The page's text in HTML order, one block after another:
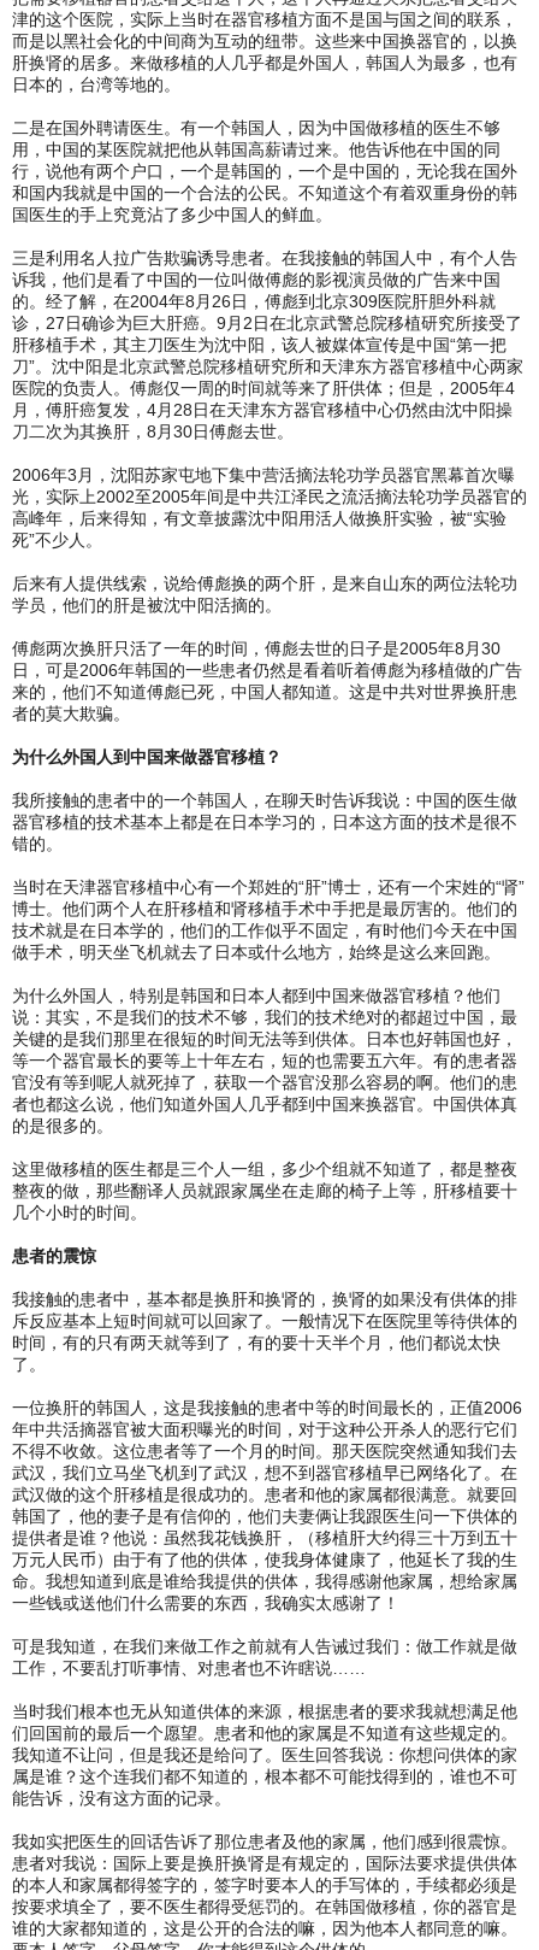
津的这个医院，实际上当时在器官移植方面不是国与国之间的联系，
而是以黑社会化的中间商为互动的纽带。这些来中国换器官的，以换
肝换肾的居多。来做移植的人几乎都是外国人，韩国人为最多，也有
日本的，台湾等地的。
二是在国外聘请医生。有一个韩国人，因为中国做移植的医生不够
用，中国的某医院就把他从韩国高薪请过来。他告诉他在中国的同
行，说他有两个户口，一个是韩国的，一个是中国的，无论我在国外
和国内我就是中国的一个合法的公民。不知道这个有着双重身份的韩
国医生的手上究竟沾了多少中国人的鲜血。
三是利用名人拉广告欺骗诱导患者。在我接触的韩国人中，有个人告
诉我，他们是看了中国的一位叫做傅彪的影视演员做的广告来中国
的。经了解，在2004年8月26日，傅彪到北京309医院肝胆外科就
诊，27日确诊为巨大肝癌。9月2日在北京武警总院移植研究所接受了
肝移植手术，其主刀医生为沈中阳，该人被媒体宣传是中国“第一把
刀”。沈中阳是北京武警总院移植研究所和天津东方器官移植中心两家
医院的负责人。傅彪仅一周的时间就等来了肝供体；但是，2005年4
月，傅肝癌复发，4月28日在天津东方器官移植中心仍然由沈中阳操
刀二次为其换肝，8月30日傅彪去世。
2006年3月，沈阳苏家屯地下集中营活摘法轮功学员器官黑幕首次曝
光，实际上2002至2005年间是中共江泽民之流活摘法轮功学员器官的
高峰年，后来得知，有文章披露沈中阳用活人做换肝实验，被“实验
死”不少人。
后来有人提供线索，说给傅彪换的两个肝，是来自山东的两位法轮功
学员，他们的肝是被沈中阳活摘的。
傅彪两次换肝只活了一年的时间，傅彪去世的日子是2005年8月30
日，可是2006年韩国的一些患者仍然是看着听着傅彪为移植做的广告
来的，他们不知道傅彪已死，中国人都知道。这是中共对世界换肝患
者的莫大欺骗。
为什么外国人到中国来做器官移植？
我所接触的患者中的一个韩国人，在聊天时告诉我说：中国的医生做
器官移植的技术基本上都是在日本学习的，日本这方面的技术是很不
错的。
当时在天津器官移植中心有一个郑姓的“肝”博士，还有一个宋姓的“肾”
博士。他们两个人在肝移植和肾移植手术中手把是最厉害的。他们的
技术就是在日本学的，他们的工作似乎不固定，有时他们今天在中国
做手术，明天坐飞机就去了日本或什么地方，始终是这么来回跑。
为什么外国人，特别是韩国和日本人都到中国来做器官移植？他们
说：其实，不是我们的技术不够，我们的技术绝对的都超过中国，最
关键的是我们那里在很短的时间无法等到供体。日本也好韩国也好，
等一个器官最长的要等上十年左右，短的也需要五六年。有的患者器
官没有等到呢人就死掉了，获取一个器官没那么容易的啊。他们的患
者也都这么说，他们知道外国人几乎都到中国来换器官。中国供体真
的是很多的。
这里做移植的医生都是三个人一组，多少个组就不知道了，都是整夜
整夜的做，那些翻译人员就跟家属坐在走廊的椅子上等，肝移植要十
几个小时的时间。
患者的震惊
我接触的患者中，基本都是换肝和换肾的，换肾的如果没有供体的排
斥反应基本上短时间就可以回家了。一般情况下在医院里等待供体的
时间，有的只有两天就等到了，有的要十天半个月，他们都说太快
了。
一位换肝的韩国人，这是我接触的患者中等的时间最长的，正值2006
年中共活摘器官被大面积曝光的时间，对于这种公开杀人的恶行它们
不得不收敛。这位患者等了一个月的时间。那天医院突然通知我们去
武汉，我们立马坐飞机到了武汉，想不到器官移植早已网络化了。在
武汉做的这个肝移植是很成功的。患者和他的家属都很满意。就要回
韩国了，他的妻子是有信仰的，他们夫妻俩让我跟医生问一下供体的
提供者是谁？他说：虽然我花钱换肝，（移植肝大约得三十万到五十
万元人民币）由于有了他的供体，使我身体健康了，他延长了我的生
命。我想知道到底是谁给我提供的供体，我得感谢他家属，想给家属
一些钱或送他们什么需要的东西，我确实太感谢了！
可是我知道，在我们来做工作之前就有人告诫过我们：做工作就是做
工作，不要乱打听事情、对患者也不许瞎说……
当时我们根本也无从知道供体的来源，根据患者的要求我就想满足他
们回国前的最后一个愿望。患者和他的家属是不知道有这些规定的。
我知道不让问，但是我还是给问了。医生回答我说：你想问供体的家
属是谁？这个连我们都不知道的，根本都不可能找得到的，谁也不可
能告诉，没有这方面的记录。
我如实把医生的回话告诉了那位患者及他的家属，他们感到很震惊。
患者对我说：国际上要是换肝换肾是有规定的，国际法要求提供供体
的本人和家属都得签字的，签字时要本人的手写体的，手续都必须是
按要求填全了，要不医生都得受惩罚的。在韩国做移植，你的器官是
谁的大家都知道的，这是公开的合法的嘛，因为他本人都同意的嘛。